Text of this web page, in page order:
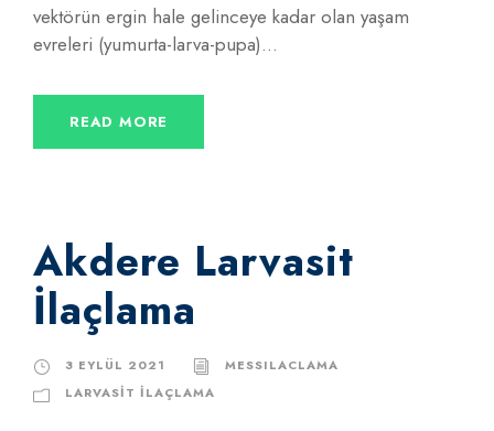
vektörün ergin hale gelinceye kadar olan yaşam
evreleri (yumurta-larva-pupa)...
READ MORE
Akdere Larvasit
İlaçlama
3 EYLÜL 2021
MESSILACLAMA
LARVASIT İLAÇLAMA